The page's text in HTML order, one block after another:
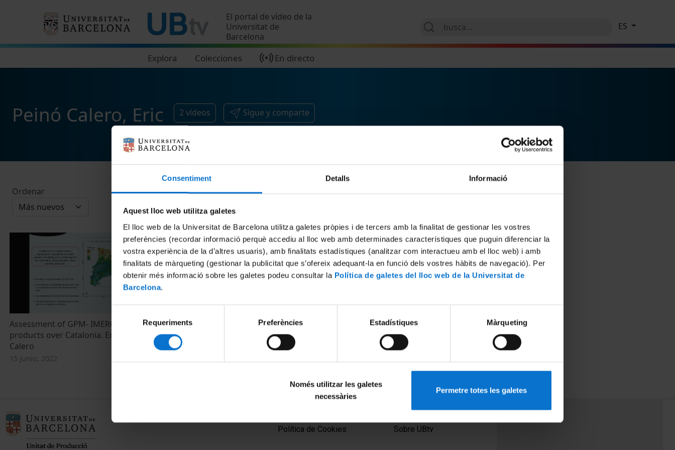
Consentiment Detalls Informació
Aquest lloc web utilitza galetes
El lloc web de la Universitat de Barcelona utilitza galetes pròpies i de tercers amb la finalitat de gestionar les vostres
preferències (recordar informació perquè accediu al lloc web amb determinades característiques que puguin diferenciar la
vostra experiència de la d’altres usuaris), amb finalitats estadístiques (analitzar com interactueu amb el lloc web) i amb
finalitats de màrqueting (gestionar la publicitat que s’ofereix adequant-la en funció dels vostres hàbits de navegació). Per
obtenir més informació sobre les galetes podeu consultar la Política de galetes del lloc web de la Universitat de
Barcelona.
de
consentiment
Requeriments Preferències Estadístiques Màrqueting
Només utilitzar les galetes
necessàries
Permetre totes les galetes
El portal de vídeo de la
Universitat de
Barcelona
Explora Colecciones En directo
ES
Peinó Calero, Eric 2 vídeos Sigue y comparte
Ordenar
Assessment of GPM- IMERG precipitation
products over Catalonia. Eric Peinó
Calero
15 Junio, 2022
Ciències de la terra i del medi ambient.
Col·loqui
15 Junio, 2022
Política de Cookies
PEU 2
Sobre UBtv
PEU 3